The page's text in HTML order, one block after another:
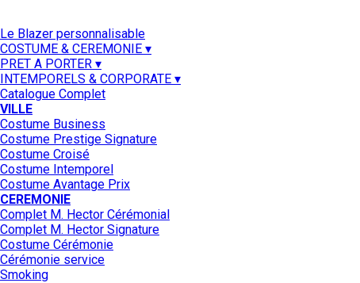
Le Blazer personnalisable
COSTUME & CEREMONIE ▾
PRET A PORTER ▾
INTEMPORELS & CORPORATE ▾
Catalogue Complet
VILLE
Costume Business
Costume Prestige Signature
Costume Croisé
Costume Intemporel
Costume Avantage Prix
CEREMONIE
Complet M. Hector Cérémonial
Complet M. Hector Signature
Costume Cérémonie
Cérémonie service
Smoking